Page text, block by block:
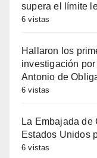
supera el límite
6 vistas
Hallaron los
investigación
Antonio de
6 vistas
La Embajada de
Estados Unidos
6 vistas